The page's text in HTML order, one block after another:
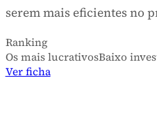
MAIL BOXES ETC.
TRANSPORTADORAS